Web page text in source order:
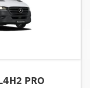
PRO